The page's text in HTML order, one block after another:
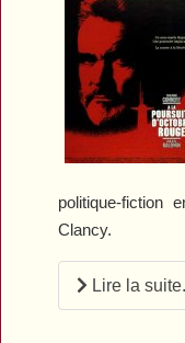
politique-fiction
Clancy.
Lire la